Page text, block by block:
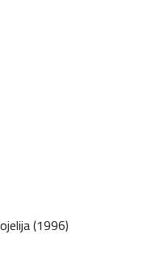
(1996)